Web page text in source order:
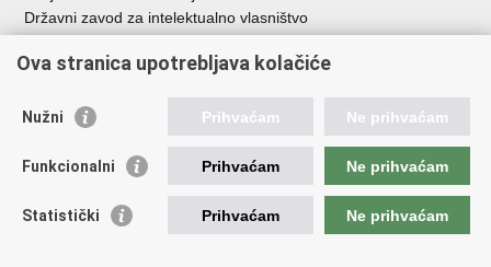
Državni zavod za intelektualno vlasništvo
HAKOM
Ostale poveznice
Hrvatski audiovizualni centar
Creative Europe
Ova stranica upotrebljava kolačiće
Nužni Prihvaćam Ne prihvaćam
Funkcionalni Prihvaćam Ne prihvaćam
Statistički Prihvaćam Ne prihvaćam